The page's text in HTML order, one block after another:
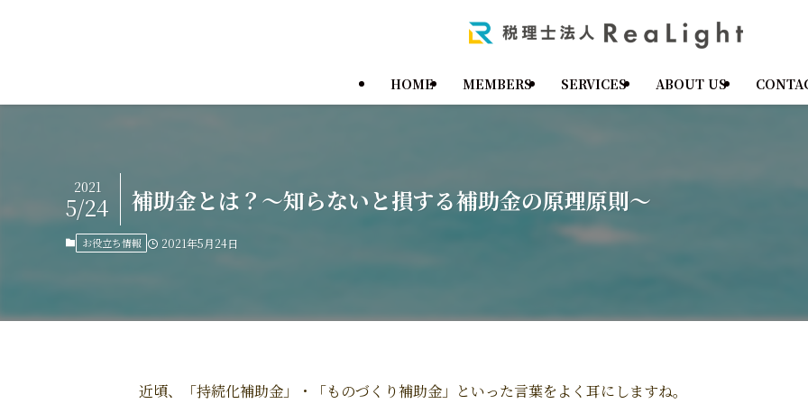
HOME MEMBERS SERVICES ABOUT US
補助金とは？～知らないと損する補助金の原理原則～
2021
5/24
お役立ち情報 2021年5月24日
近頃、「持続化補助金」・「ものづくり補助金」といった言葉をよく耳にしますね。